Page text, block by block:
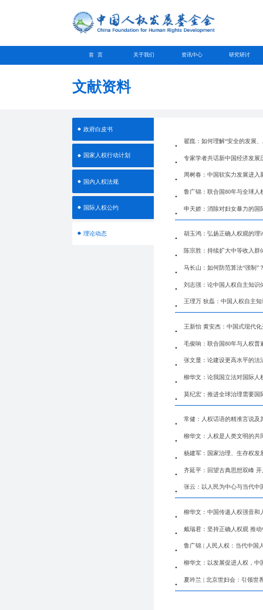
首 页 关于我们 资讯中心 研究研讨
文献资料
政府白皮书
国家人权行动计划
国内人权法规
国际人权公约
理论动态
翟崑：如何理解“安全的发展
专家学者共话新中国经济发展
周树春：中国软实力发展进入
鲁广锦：联合国80年与全球人
申天娇：消除对妇女暴力的国
胡玉鸿：弘扬正确人权观的理
陈宗胜：持续扩大中等收入群
马长山：如何防范算法“强制”
刘志强：论中国人权自主知识
王理万 狄磊：中国人权自主
王新怡 黄安杰：中国式现代
毛俊响：联合国80年与人权普
张文显：论建设更高水平的法
柳华文：论我国立法对国际人
莫纪宏：推进全球治理需要国
常健：人权话语的精准言说及
柳华文：人权是人类文明的共
杨建军：国家治理、生存权发
齐延平：回望古典思想双峰
张云：以人民为中心与当代中
柳华文：中国传递人权强音和
戴瑞君：坚持正确人权观 推
鲁广锦 | 人民人权：当代中国
柳华文：以发展促进人权，中
夏吟兰 | 北京世妇会：引领世